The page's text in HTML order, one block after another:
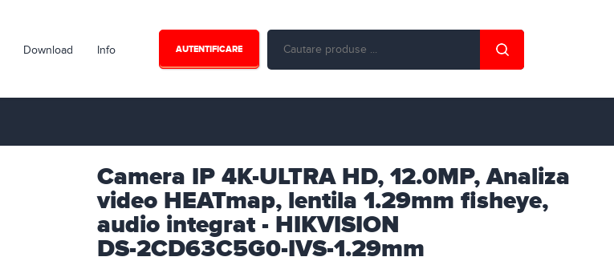
Download Info AUTENTIFICARE
Camera IP 4K-ULTRA HD, 12.0MP, Analiza
video HEATmap, lentila 1.29mm fisheye,
audio integrat - HIKVISION
DS-2CD63C5G0-IVS-1.29mm